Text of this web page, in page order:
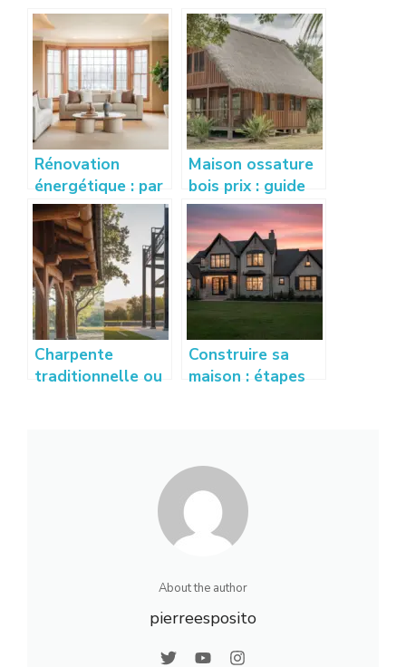
Rénovation
énergétique : par
où commencer
pour gagner en
confort
rapidement ?
Maison ossature
bois prix : guide
complet pour
estimer votre
budget
Charpente
traditionnelle ou
Construire sa
maison : étapes
About the author
pierreesposito